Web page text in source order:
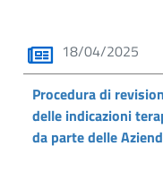
18/04/2025
Procedura di
delle indicazioni
da parte delle